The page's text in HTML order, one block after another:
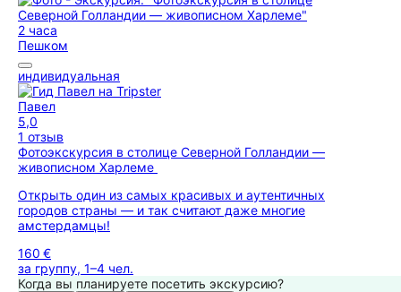
2 часа
Пешком
индивидуальная
Павел
5,0
1 отзыв
Фотоэкскурсия в столице Северной Голландии —
живописном Харлеме
Открыть один из самых красивых и аутентичных
городов страны — и так считают даже многие
амстердамцы!
160 €
за группу, 1–4 чел.
Когда вы планируете посетить экскурсию?